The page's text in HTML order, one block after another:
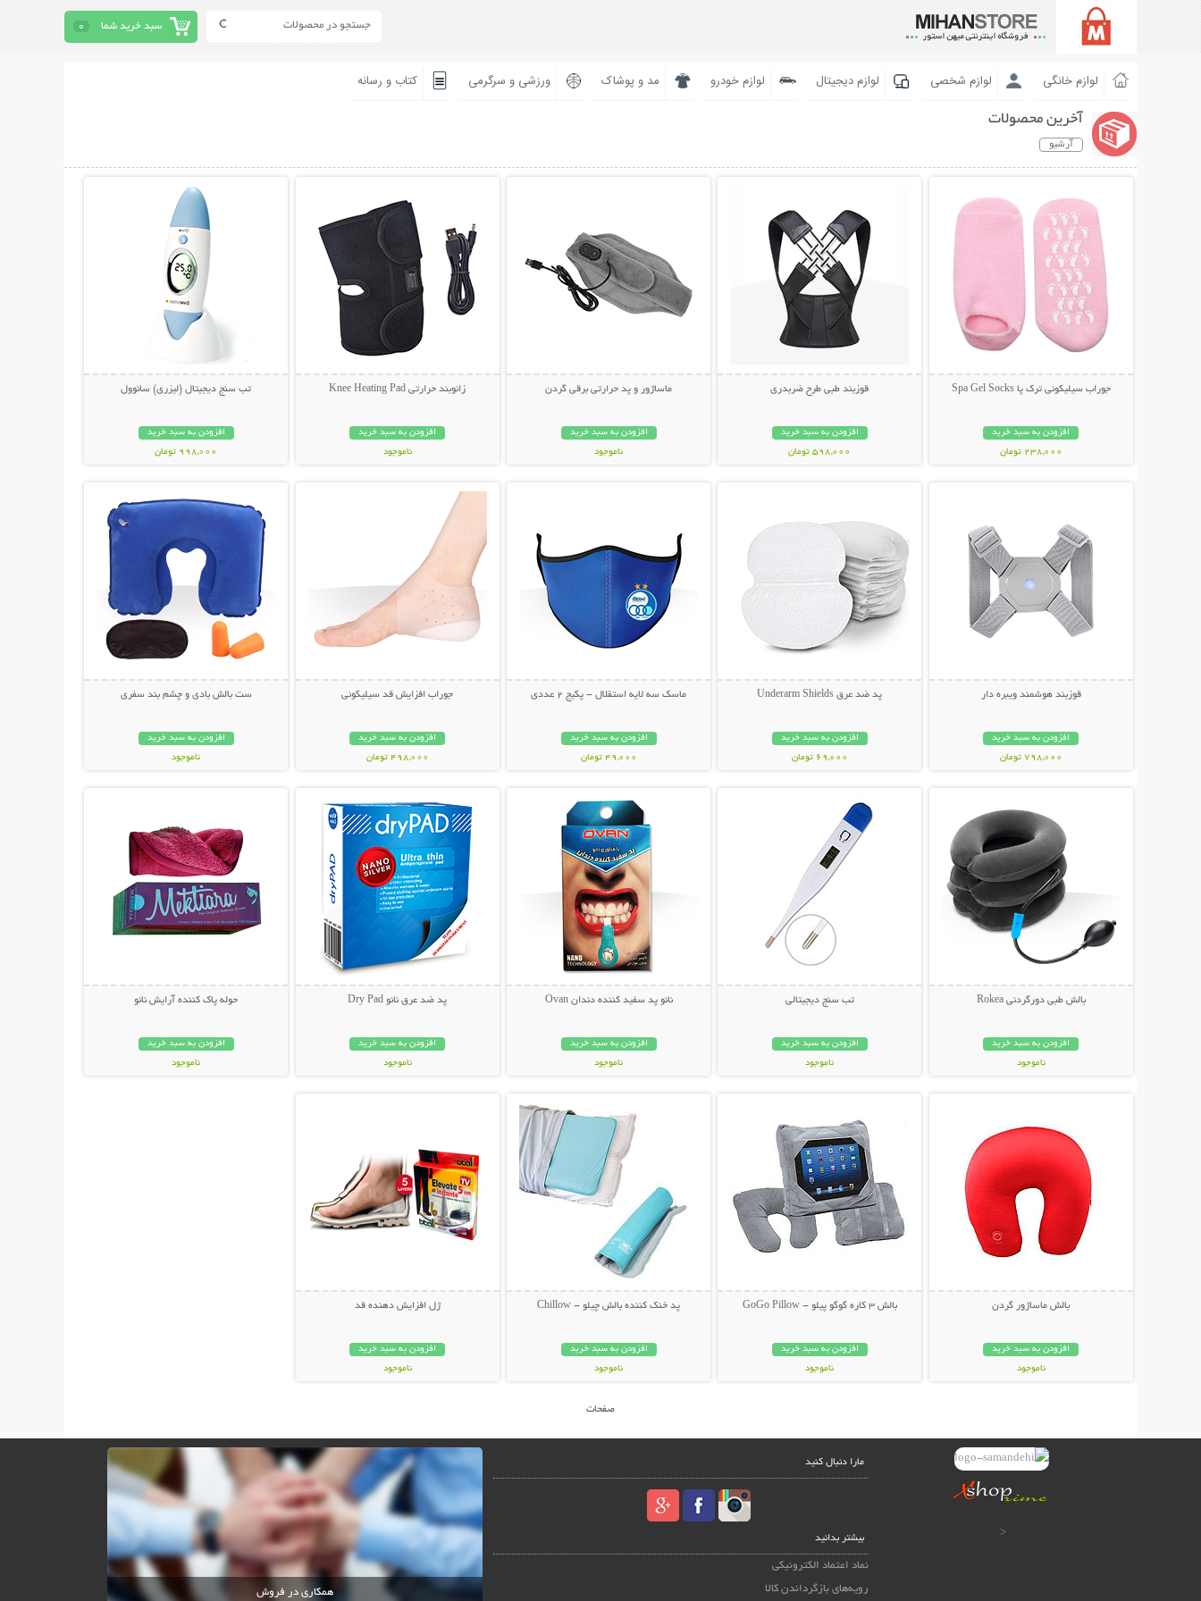
سبد خرید شما 0
لوازم خانگی لوازم شخصی لوازم دیجیتال لوازم خودرو مد و پوشاک ورزشی و سرگرمی کتاب و رسانه
آخرین محصولات
آرشیو
جوراب سیلیکونی ترک پا Spa Gel Socks
افزودن به سبد خرید
238,000 تومان
قوزبند طبی طرح ضربدری
افزودن به سبد خرید
598,000 تومان
ماساژور و پد حرارتی برقی گردن
افزودن به سبد خرید
ناموجود
زانوبند حرارتی Knee Heating Pad
افزودن به سبد خرید
ناموجود
تب سنج دیجیتال (لیزری) سانوول
افزودن به سبد خرید
998,000 تومان
قوزبند هوشمند ویبره دار
افزودن به سبد خرید
798,000 تومان
پد ضد عرق Underarm Shields
افزودن به سبد خرید
69,000 تومان
ماسک سه لایه استقلال - پکیج 2 عددی
افزودن به سبد خرید
49,000 تومان
جوراب افزایش قد سیلیکونی
افزودن به سبد خرید
498,000 تومان
ست بالش بادی و چشم بند سفری
افزودن به سبد خرید
ناموجود
بالش طبی دورگردنی Rokea
افزودن به سبد خرید
ناموجود
تب سنج دیجیتالی
افزودن به سبد خرید
ناموجود
نانو پد سفید کننده دندان Ovan
افزودن به سبد خرید
ناموجود
پد ضد عرق نانو Dry Pad
افزودن به سبد خرید
ناموجود
حوله پاک کننده آرایش نانو
افزودن به سبد خرید
ناموجود
بالش ماساژور گردن
افزودن به سبد خرید
ناموجود
بالش 3 کاره گوگو پیلو - GoGo Pillow
افزودن به سبد خرید
ناموجود
پد خنک کننده بالش چیلو - Chillow
افزودن به سبد خرید
ناموجود
ژل افزایش دهنده قد
افزودن به سبد خرید
ناموجود
صفحات
<
مارا دنبال کنید
بیشتر بدانید
نماد اعتماد الکترونیکی
رویه‌های بازگرداندن کالا
همکاری در فروش